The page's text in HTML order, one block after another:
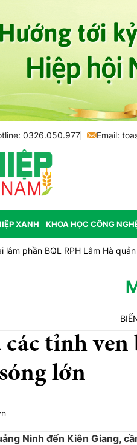
0326.050.977 Email:
XANH KHOA HỌC CÔNG
phần BQL RPH Lâm Hà
tỉnh ven
lớn
Ninh đến Kiên Giang,